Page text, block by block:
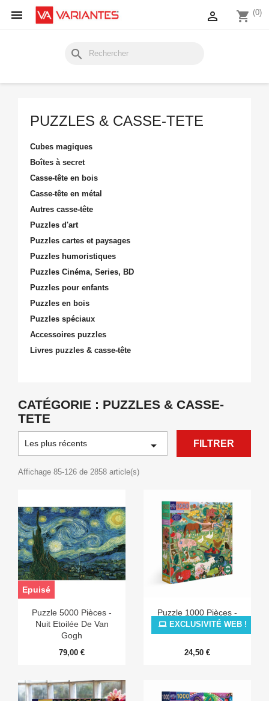
 shopping_cart (0)

search
PUZZLES & CASSE-TETE
Cubes magiques
Boîtes à secret
Casse-tête en bois
Casse-tête en métal
Autres casse-tête
Puzzles d'art
Puzzles cartes et paysages
Puzzles humoristiques
Puzzles Cinéma, Series, BD
Puzzles pour enfants
Puzzles en bois
Puzzles spéciaux
Accessoires puzzles
Livres puzzles & casse-tête
CATÉGORIE : PUZZLES & CASSE-
TETE
Les plus récents  FILTRER
Affichage 85-126 de 2858 article(s)
Puzzle 5000 Pièces -
Nuit Etoilée De Van
Gogh
79,00 €
Epuisé
Puzzle 1000 Pièces -
English Pastures
24,50 €
EXCLUSIVITÉ WEB !